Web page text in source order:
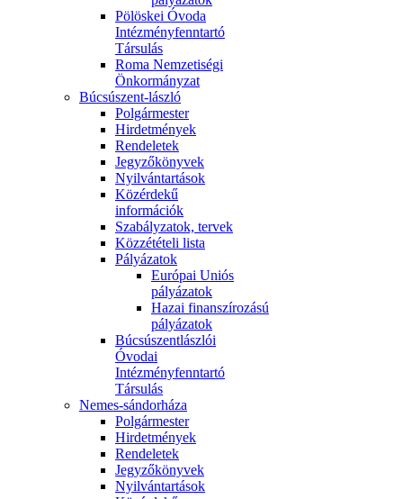
Pölöskei Óvoda
Intézményfenntartó
Társulás
Roma Nemzetiségi
Önkormányzat
Búcsúszent-lászló
Polgármester
Hirdetmények
Rendeletek
Jegyzőkönyvek
Nyilvántartások
Közérdekű
információk
Szabályzatok, tervek
Közzétételi lista
Pályázatok
Európai Uniós
pályázatok
Hazai finanszírozású
pályázatok
Búcsúszentlászlói
Óvodai
Intézményfenntartó
Társulás
Nemes-sándorháza
Polgármester
Hirdetmények
Rendeletek
Jegyzőkönyvek
Nyilvántartások